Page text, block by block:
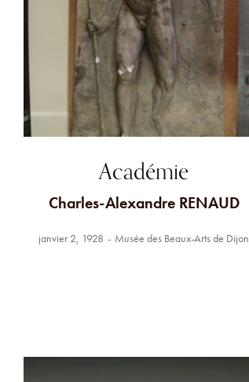
Académie
Charles-Alexandre RENAUD
janvier 2, 1928 Musée des Beaux-Arts de Dijon